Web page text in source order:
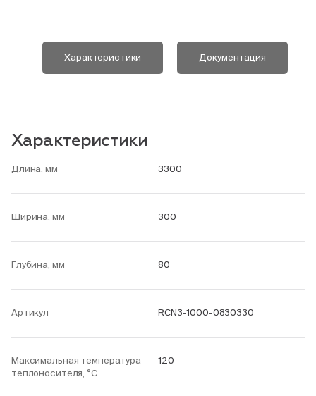
Характеристики Документация
Характеристики
Длина, мм 3300
Ширина, мм 300
Глубина, мм 80
Артикул RCN3-1000-0830330
Максимальная температура
теплоносителя, °С
120